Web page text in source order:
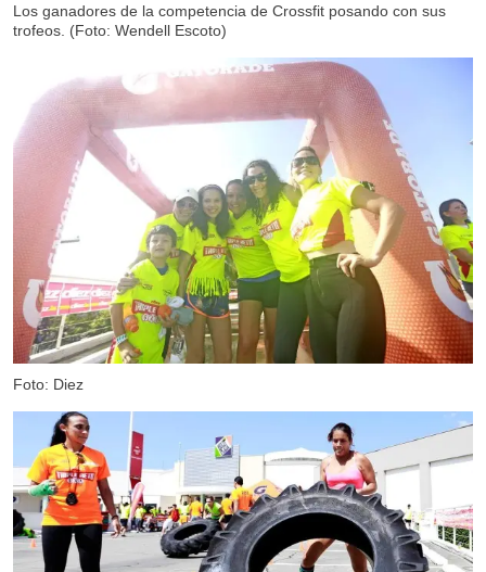
Los ganadores de la competencia de Crossfit posando con sus
trofeos. (Foto: Wendell Escoto)
Foto: Diez